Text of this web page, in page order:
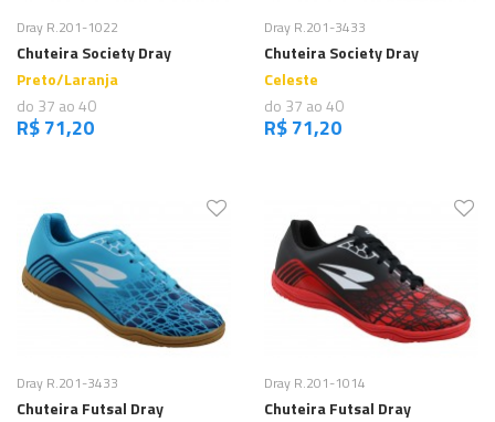
Comprar
Dray R.201-1022
Chuteira Society Dray
Preto/Laranja
do 37 ao 40
R$ 71,20
Comprar
Dray R.201-3433
Chuteira Society Dray
Celeste
do 37 ao 40
R$ 71,20
Comprar
Dray R.201-3433
Chuteira Futsal Dray
Comprar
Dray R.201-1014
Chuteira Futsal Dray